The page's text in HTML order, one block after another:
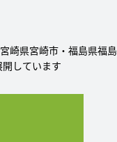
崎県宮崎市・福島県福島
しています